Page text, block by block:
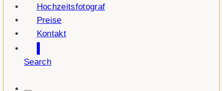
Hochzeitsfotograf
Preise
Kontakt
Search